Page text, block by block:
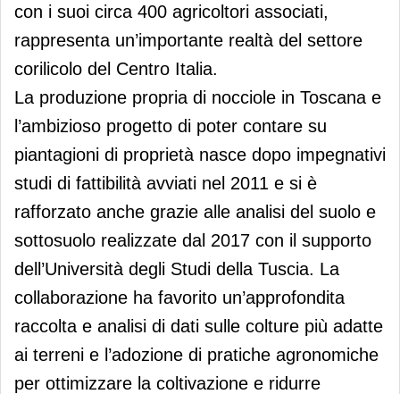
con i suoi circa 400 agricoltori associati,
rappresenta un’importante realtà del settore
corilicolo del Centro Italia.
La produzione propria di nocciole in Toscana e
l’ambizioso progetto di poter contare su
piantagioni di proprietà nasce dopo impegnativi
studi di fattibilità avviati nel 2011 e si è
rafforzato anche grazie alle analisi del suolo e
sottosuolo realizzate dal 2017 con il supporto
dell’Università degli Studi della Tuscia. La
collaborazione ha favorito un’approfondita
raccolta e analisi di dati sulle colture più adatte
ai terreni e l’adozione di pratiche agronomiche
per ottimizzare la coltivazione e ridurre